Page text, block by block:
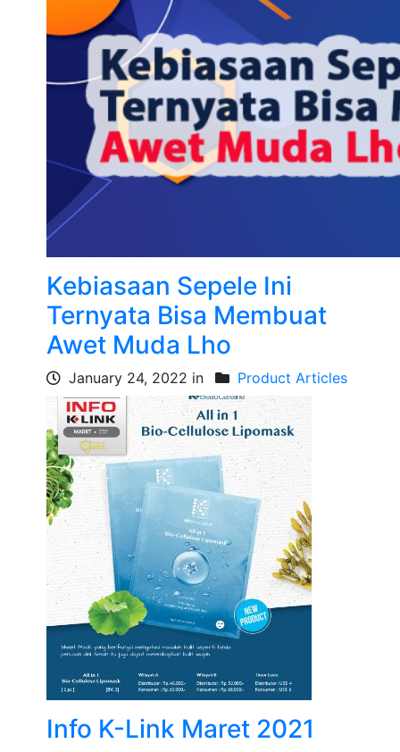
Kebiasaan Sepele Ini
Ternyata Bisa Membuat
Awet Muda Lho
January 24, 2022 in Product Articles
Info K-Link Maret 2021